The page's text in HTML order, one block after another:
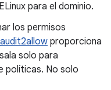
para el dominio.
los permisos
audit2allow proporciona
solo para
políticas. No solo